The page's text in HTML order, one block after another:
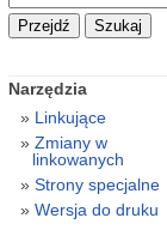
Narzędzia
Linkujące
Zmiany w
linkowanych
Strony specjalne
Wersja do druku